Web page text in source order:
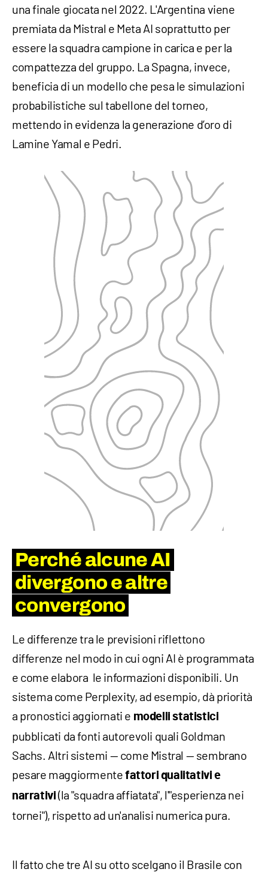
una finale giocata nel 2022. L'Argentina viene
premiata da Mistral e Meta AI soprattutto per
essere la squadra campione in carica e per la
compattezza del gruppo. La Spagna, invece,
beneficia di un modello che pesa le simulazioni
probabilistiche sul tabellone del torneo,
mettendo in evidenza la generazione d’oro di
Lamine Yamal e Pedri.
Perché alcune AI
divergono e altre
convergono
Le differenze tra le previsioni riflettono
differenze nel modo in cui ogni AI è programmata
e come elabora le informazioni disponibili. Un
sistema come Perplexity, ad esempio, dà priorità
a pronostici aggiornati e modelli statistici
pubblicati da fonti autorevoli quali Goldman
Sachs. Altri sistemi — come Mistral — sembrano
pesare maggiormente fattori qualitativi e
narrativi (la "squadra affiatata", l'"esperienza nei
tornei"), rispetto ad un'analisi numerica pura.
Il fatto che tre AI su otto scelgano il Brasile con